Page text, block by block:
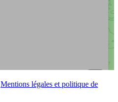
Mentions légales et politique de